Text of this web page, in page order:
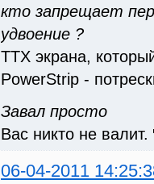
кто запрещает
удвоение ?
ТТХ экрана,
PowerStrip -
Завал просто
Вас никто не валит.
06-04-2011